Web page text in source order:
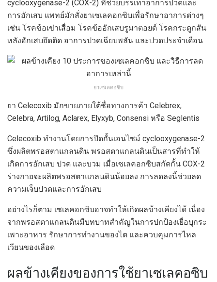
cyclooxygenase-2 (COX-2) ที่ช่วยบรรเทาอาการปวดและ
การอักเสบ แพทย์มักสั่งยาเซเลคอกซิบเพื่อรักษาอาการต่างๆ
เช่น โรคข้อเข่าเสื่อม โรคข้ออักเสบรูมาตอยด์ โรคกระดูกสัน
หลังอักเสบยึดติด อาการปวดเฉียบพลัน และปวดประจำเดือน
ยาเซเลคอซิบ
ยา Celecoxib มักขายภายใต้ชื่อทางการค้า Celebrex,
Celebra, Artilog, Aclarex, Elyxyb, Consensi หรือ Seglentis
Celecoxib ทำงานโดยการปิดกั้นเอนไซม์ cyclooxygenase-2
ซึ่งผลิตพรอสตาแกลนดิน พรอสตาแกลนดินเป็นสารที่ทำให้
เกิดการอักเสบ ปวด และบวม เมื่อเซเลคอกซิบสกัดกั้น COX-2
ร่างกายจะผลิตพรอสตาแกลนดินน้อยลง การลดลงนี้ช่วยลด
ความเจ็บปวดและการอักเสบ
อย่างไรก็ตาม เซเลคอกซิบอาจทำให้เกิดผลข้างเคียงได้ เนื่อง
จากพรอสตาแกลนดินมีบทบาทสำคัญในการปกป้องเยื่อบุกระ
เพาะอาหาร รักษาการทำงานของไต และควบคุมการไหล
เวียนของเลือด
ผลข้างเคียงของการใช้ยาเซเลคอซิบ